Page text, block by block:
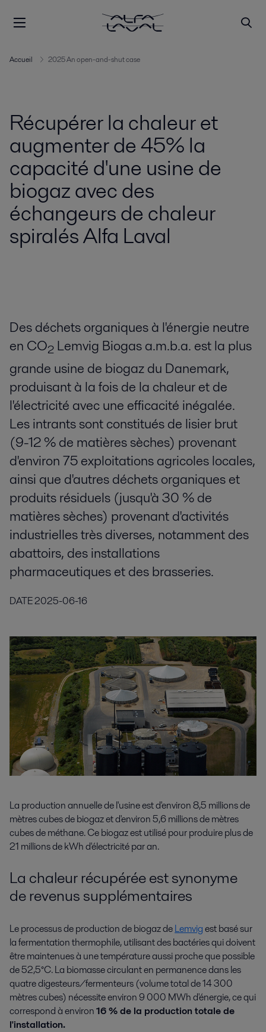
Accueil 2025 An open-and-shut case
Récupérer la chaleur et
augmenter de 45% la
capacité d'une usine de
biogaz avec des
échangeurs de chaleur
spiralés Alfa Laval
Des déchets organiques à l'énergie neutre
en CO2 Lemvig Biogas a.m.b.a. est la plus
grande usine de biogaz du Danemark,
produisant à la fois de la chaleur et de
l'électricité avec une efficacité inégalée.
Les intrants sont constitués de lisier brut
(9-12 % de matières sèches) provenant
d'environ 75 exploitations agricoles locales,
ainsi que d'autres déchets organiques et
produits résiduels (jusqu'à 30 % de
matières sèches) provenant d'activités
industrielles très diverses, notamment des
abattoirs, des installations
pharmaceutiques et des brasseries.
DATE2025-06-16
La production annuelle de l'usine est d'environ 8,5 millions de
mètres cubes de biogaz et d'environ 5,6 millions de mètres
cubes de méthane. Ce biogaz est utilisé pour produire plus de
21 millions de kWh d'électricité par an.
La chaleur récupérée est synonyme
de revenus supplémentaires
Le processus de production de biogaz deLemvigest basé sur
la fermentation thermophile, utilisant des bactéries qui doivent
être maintenues à une température aussi proche que possible
de 52,5°C. La biomasse circulant en permanence dans les
quatre digesteurs/fermenteurs (volume total de 14 300
mètres cubes) nécessite environ 9 000 MWh d'énergie, ce qui
correspond à environ16 % de la production totale de
l'installation.